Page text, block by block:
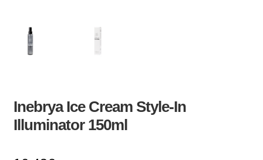
Inebrya Ice Cream Style-In
Illuminator 150ml